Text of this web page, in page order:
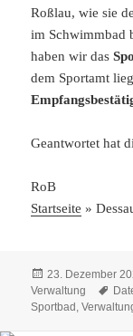
Roßlau, wie sie
im Schwimmbad
haben wir das
dem Sportamt
Geantwortet hat
RoB
Startseite »
Veröffentlicht
am
23. Dezember
Verwaltung
Sportbad ,